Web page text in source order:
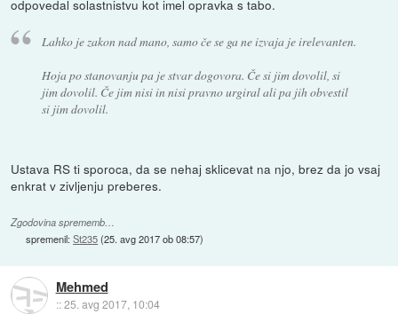
odpovedal solastnistvu kot imel opravka s tabo.
Lahko je zakon nad mano, samo če se ga ne izvaja je irelevanten.
Hoja po stanovanju pa je stvar dogovora. Če si jim dovolil, si
jim dovolil. Če jim nisi in nisi pravno urgiral ali pa jih obvestil
si jim dovolil.
Ustava RS ti sporoca, da se nehaj sklicevat na njo, brez da jo vsaj
enkrat v zivljenju preberes.
Zgodovina sprememb…
spremenil:St235(25. avg 2017 ob 08:57)
Mehmed
::25. avg 2017, 10:04